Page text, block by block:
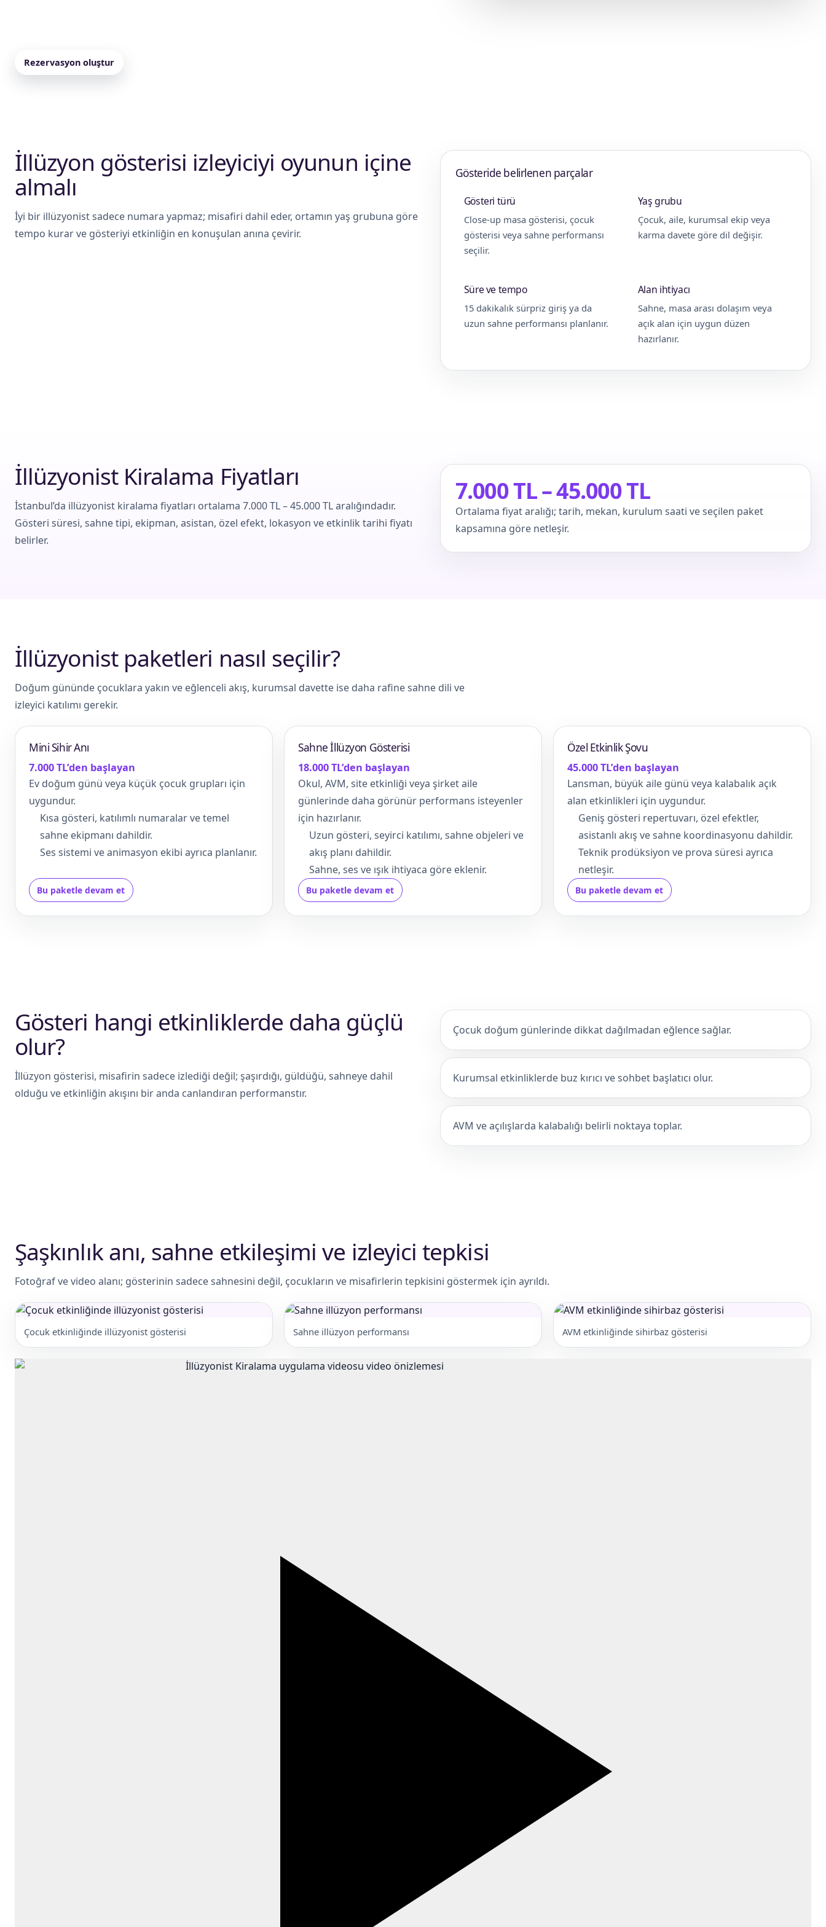
Rezervasyon oluştur
İllüzyon gösterisi izleyiciyi oyunun içine
almalı
İyi bir illüzyonist sadece numara yapmaz; misafiri dahil eder, ortamın yaş grubuna göre
tempo kurar ve gösteriyi etkinliğin en konuşulan anına çevirir.
Gösteride belirlenen parçalar
Gösteri türü
Close-up masa gösterisi, çocuk
gösterisi veya sahne performansı
seçilir.
Yaş grubu
Çocuk, aile, kurumsal ekip veya
karma davete göre dil değişir.
Süre ve tempo
15 dakikalık sürpriz giriş ya da
uzun sahne performansı planlanır.
Alan ihtiyacı
Sahne, masa arası dolaşım veya
açık alan için uygun düzen
hazırlanır.
İllüzyonist Kiralama Fiyatları
İstanbul’da illüzyonist kiralama fiyatları ortalama 7.000 TL – 45.000 TL aralığındadır.
Gösteri süresi, sahne tipi, ekipman, asistan, özel efekt, lokasyon ve etkinlik tarihi fiyatı
belirler.
7.000 TL – 45.000 TL
Ortalama fiyat aralığı; tarih, mekan, kurulum saati ve seçilen paket
kapsamına göre netleşir.
İllüzyonist paketleri nasıl seçilir?
Doğum gününde çocuklara yakın ve eğlenceli akış, kurumsal davette ise daha rafine sahne dili ve
izleyici katılımı gerekir.
Mini Sihir Anı
7.000 TL’den başlayan
Ev doğum günü veya küçük çocuk grupları için
uygundur.
Kısa gösteri, katılımlı numaralar ve temel
sahne ekipmanı dahildir.
Ses sistemi ve animasyon ekibi ayrıca planlanır.
Bu paketle devam et
Sahne İllüzyon Gösterisi
18.000 TL’den başlayan
Okul, AVM, site etkinliği veya şirket aile
günlerinde daha görünür performans isteyenler
için hazırlanır.
Uzun gösteri, seyirci katılımı, sahne objeleri ve
akış planı dahildir.
Sahne, ses ve ışık ihtiyaca göre eklenir.
Bu paketle devam et
Özel Etkinlik Şovu
45.000 TL’den başlayan
Lansman, büyük aile günü veya kalabalık açık
alan etkinlikleri için uygundur.
Geniş gösteri repertuvarı, özel efektler,
asistanlı akış ve sahne koordinasyonu dahildir.
Teknik prodüksiyon ve prova süresi ayrıca
netleşir.
Bu paketle devam et
Gösteri hangi etkinliklerde daha güçlü
olur?
İllüzyon gösterisi, misafirin sadece izlediği değil; şaşırdığı, güldüğü, sahneye dahil
olduğu ve etkinliğin akışını bir anda canlandıran performanstır.
Çocuk doğum günlerinde dikkat dağılmadan eğlence sağlar.
Kurumsal etkinliklerde buz kırıcı ve sohbet başlatıcı olur.
AVM ve açılışlarda kalabalığı belirli noktaya toplar.
Şaşkınlık anı, sahne etkileşimi ve izleyici tepkisi
Fotoğraf ve video alanı; gösterinin sadece sahnesini değil, çocukların ve misafirlerin tepkisini göstermek için ayrıldı.
Çocuk etkinliğinde illüzyonist gösterisi Sahne illüzyon performansı AVM etkinliğinde sihirbaz gösterisi